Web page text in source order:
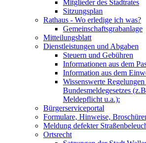
Mitglieder des Stadtrates
Sitzungsplan
Rathaus - Wo erledige ich was?
Gemeinschaftsgrabanlage
Mitteilungsblatt
Dienstleistungen und Abgaben
Steuern und Gebühren
Informationen aus dem
Information aus dem
Wissenswerte Regelungen
Bundesmeldegesetzes
Meldepflicht u.a.):
Bürgerserviceportal
Formulare, Hinweise,
Meldung defekter
Ortsrecht